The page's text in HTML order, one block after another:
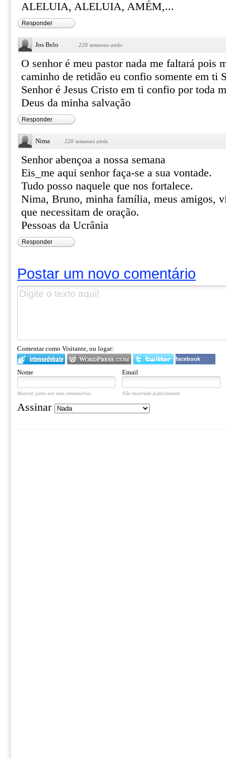
ALELUIA, ALELUIA, AMÉM,...
Responder
Jos Belo · 220 semanas atrás
O senhor é meu pastor nada me faltará pois
caminho de retidão eu confio somente em ti
Senhor é Jesus Cristo em ti confio por toda
Deus da minha salvação
Responder
Nima · 220 semanas atrás
Senhor abençoa a nossa semana
Eis_me aqui senhor faça-se a sua vontade.
Tudo posso naquele que nos fortalece.
Nima, Bruno, minha família, meus amigos,
que necessitam de oração.
Pessoas da Ucrânia
Responder
Postar um novo comentário
Comentar como Visitante, ou logar:
facebook
Nome Email
Mostrar junto aos seus comentários. Não mostrado publicamente.
Assinar